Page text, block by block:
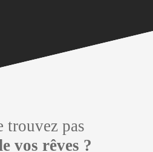
trouvez pas
vos rêves ?